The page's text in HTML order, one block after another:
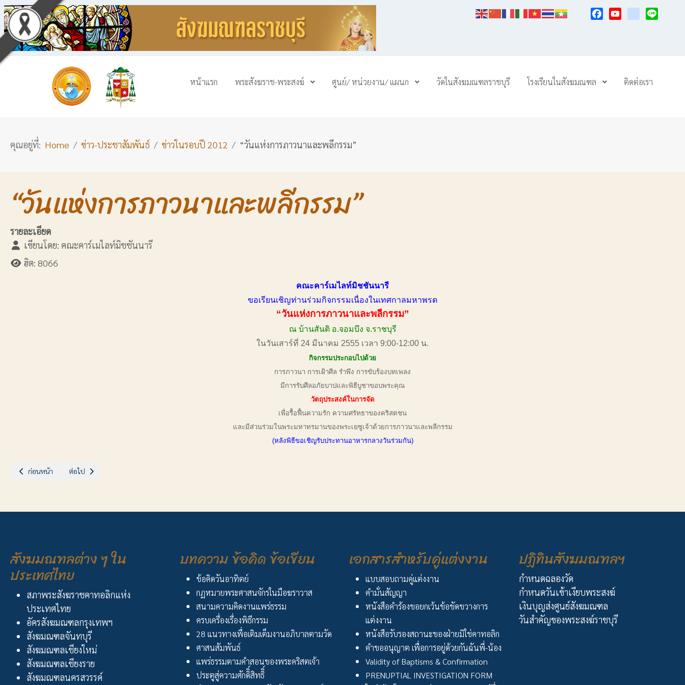
หน้าแรก พระสังฆราช-พระสงฆ์ ศูนย์/ หน่วยงาน/ แผนก วัดในสังฆมณฑลราชบุรี โรงเรียนในสังฆมณฑล ติดต่อเรา
คุณอยู่ที่: Home ข่าว-ประชาสัมพันธ์ ข่าวในรอบปี 2012 “วันแห่งการภาวนาและพลีกรรม”
“วันแห่งการภาวนาและพลีกรรม”
รายละเอียด
เขียนโดย: คณะคาร์เมไลท์มิชชันนารี
ฮิต: 8066
คณะคาร์เมไลท์มิชชันนารี
ขอเรียนเชิญท่านร่วมกิจกรรมเนื่องในเทศกาลมหาพรต
“วันแห่งการภาวนาและพลีกรรม”
ณ บ้านสันติ อ.จอมบึง จ.ราชบุรี
ในวันเสาร์ที่ 24 มีนาคม 2555 เวลา 9:00-12:00 น.
กิจกรรมประกอบไปด้วย
การภาวนา การเฝ้าศีล รำพึง การขับร้องบทเพลง
มีการรับศีลอภัยบาปและพิธีบูชาขอบพระคุณ
วัตถุประสงค์ในการจัด
เพื่อรื้อฟื้นความรัก ความศรัทธาของคริสตชน
และมีส่วนร่วมในพระมหาทรมานของพระเยซูเจ้าด้วยการภาวนาและพลีกรรม
(หลังพิธีขอเชิญรับประทานอาหารกลางวันร่วมกัน)
เนื้อหาก่อนหน้า: ฉลองวัดบ้านโป่ง สมโภชนักบุญยอแซฟ
ก่อนหน้า เนื้อหาถัดไป: ฉลองวัดนักบุญเปาโลกลับใจ โพธาราม
ต่อไป
สังฆมณฑลต่าง ๆ ใน
ประเทศไทย
สภาพระสังฆราชคาทอลิกแห่ง
ประเทศไทย
อัครสังฆมณฑลกรุงเทพฯ
สังฆมณฑลจันทบุรี
สังฆมณฑลเชียงใหม่
สังฆมณฑลเชียงราย
สังฆมณฑลนครสวรรค์
บทความ ข้อคิด ข้อเขียน
ข้อคิดวันอาทิตย์
กฏหมายพระศาสนจักรในมือฆราวาส
สนามความคิดงานแพร่ธรรม
ครบเครื่องเรื่องพิธีกรรม
28 แนวทางเพื่อเติมเต็มงานอภิบาลตามวัด
ศาสนสัมพันธ์
แพร่ธรรมตามคำสอนของพระคริสตเจ้า
ประตูสู่ความศักดิิ์สิทธิิ์
เอกสารสำหรับคู่แต่งงาน
แบบสอบถามคู่แต่งงาน
คำมั่นสัญญา
หนังสือคำร้องขอยกเว้นข้อขัดขวางการ
แต่งงาน
หนังสือรับรองสถานะของฝ่ายมิใช่คาทอลิก
คำขออนุญาต เพื่อการอยู่ด้วยกันฉันพี่-น้อง
Validity of Baptisms & Confirmation
PRENUPTIAL INVESTIGATION FORM
ปฏิทินสังฆมณฑลฯ
กำหนดฉลองวัด
กำหนดวันเข้าเงียบพระสงฆ์
เงินบุญส่งศูนย์สังฆมณฑล
วันสำคัญของพระสงฆ์ราชบุรี